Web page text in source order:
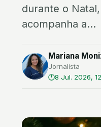
durante o
acompanha a...
Mariana
Jornalista
8 Jul. 2026,